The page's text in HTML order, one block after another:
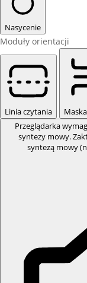
Nasycenie
Moduły orientacji
Linia czytania
Przeglądarka
syntezy mowy.
syntezą mowy